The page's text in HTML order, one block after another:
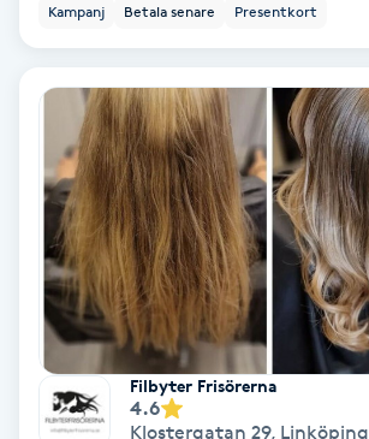
Liktornar
LPG
LPG-behandling
LPG-massage
Luggklippning
Kampanj Betala senare Presentkort
Filbyter Frisörerna
4.6
Klostergatan 29, Linköping